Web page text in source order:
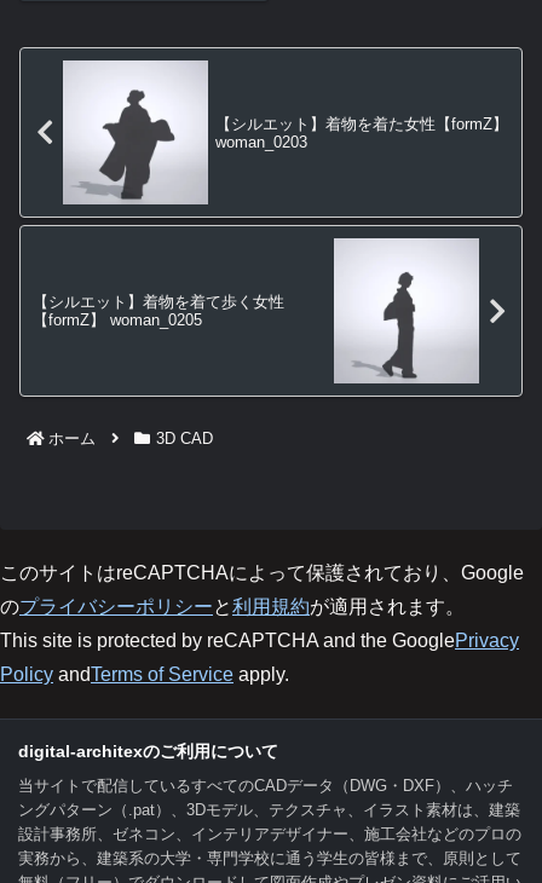
【シルエット】着物を着た女性【formZ】
woman_0203
【シルエット】着物を着て歩く女性
【formZ】 woman_0205
ホーム 3D CAD
このサイトはreCAPTCHAによって保護されており、Google
のプライバシーポリシーと利用規約が適用されます。
This site is protected by reCAPTCHA and the GooglePrivacy
Policy andTerms of Service apply.
digital-architexのご利用について
当サイトで配信しているすべてのCADデータ（DWG・DXF）、ハッチ
ングパターン（.pat）、3Dモデル、テクスチャ、イラスト素材は、建築
設計事務所、ゼネコン、インテリアデザイナー、施工会社などのプロの
実務から、建築系の大学・専門学校に通う学生の皆様まで、原則として